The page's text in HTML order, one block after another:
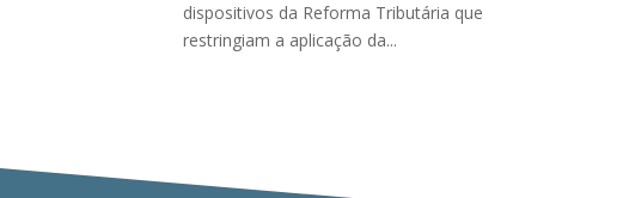
dispositivos da Reforma Tributária que
restringiam a aplicação da...